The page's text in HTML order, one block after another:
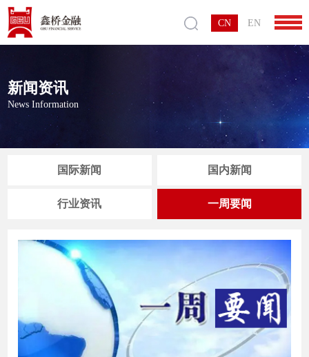
CN EN
新闻资讯
News Information
国际新闻 国内新闻
行业资讯 一周要闻